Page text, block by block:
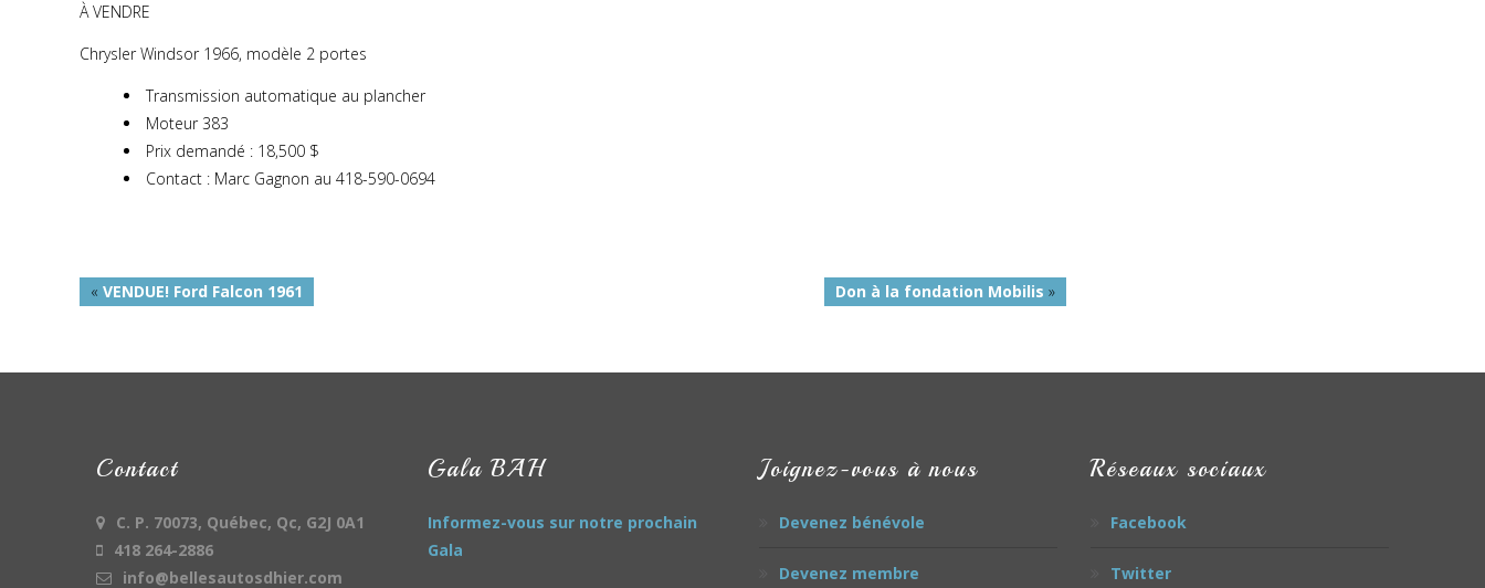
À VENDRE
Chrysler Windsor 1966, modèle 2 portes
Transmission automatique au plancher
Moteur 383
Prix demandé : 18,500 $
Contact : Marc Gagnon au 418-590-0694
« VENDUE! Ford Falcon 1961 Don à la fondation Mobilis »
Contact
C. P. 70073, Québec, Qc, G2J 0A1
418 264-2886
info@bellesautosdhier.com
Gala BAH
Informez-vous sur notre prochain
Gala
Joignez-vous à nous
Devenez bénévole
Devenez membre
Réseaux sociaux
Facebook
Twitter